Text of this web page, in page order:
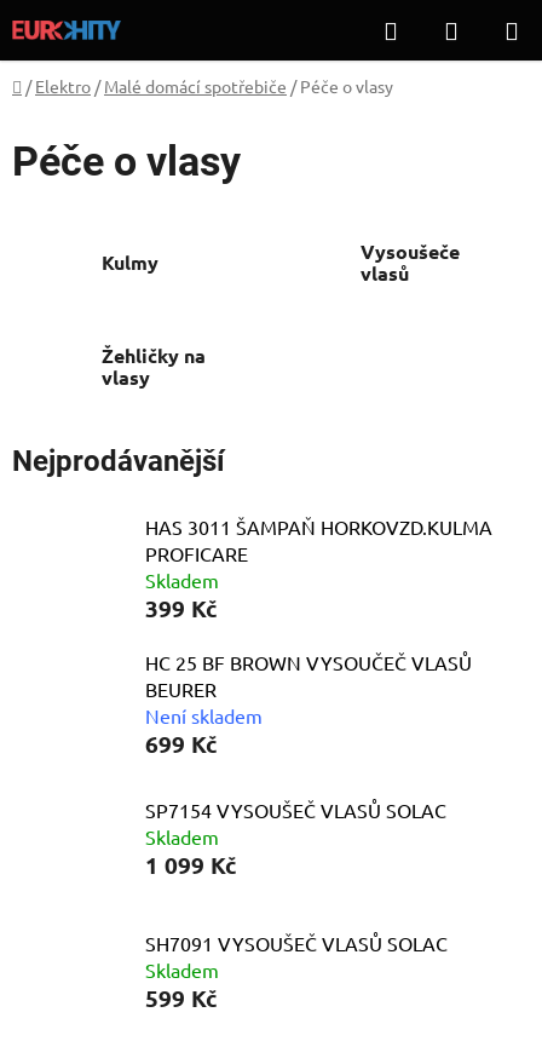
na
obsah
Hledat
KOŠÍK
Domů
/ Elektro / Malé domácí spotřebiče / Péče o vlasy
Péče o vlasy
Kulmy
Vysoušeče
vlasů
Žehličky na
vlasy
Nejprodávanější
HAS 3011 ŠAMPAŇ HORKOVZD.KULMA
PROFICARE
Skladem
399 Kč
HC 25 BF BROWN VYSOUČEČ VLASŮ
BEURER
Není skladem
699 Kč
SP7154 VYSOUŠEČ VLASŮ SOLAC
Skladem
1 099 Kč
SH7091 VYSOUŠEČ VLASŮ SOLAC
Skladem
599 Kč